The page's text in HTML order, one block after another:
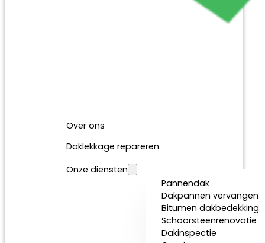
Over ons
Daklekkage repareren
Onze diensten
Pannendak
Dakpannen vervangen
Bitumen dakbedekking
Schoorsteenrenovatie
Dakinspectie